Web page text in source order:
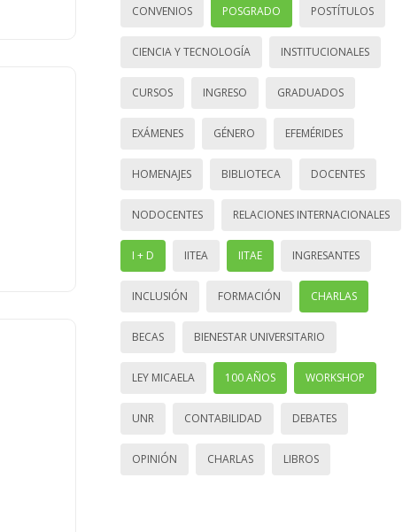
CONVENIOS POSGRADO POSTÍTULOS
CIENCIA Y TECNOLOGÍA INSTITUCIONALES
CURSOS INGRESO GRADUADOS
EXÁMENES GÉNERO EFEMÉRIDES
HOMENAJES BIBLIOTECA DOCENTES
NODOCENTES RELACIONES INTERNACIONALES
I + D IITEA IITAE INGRESANTES
INCLUSIÓN FORMACIÓN CHARLAS
BECAS BIENESTAR UNIVERSITARIO
LEY MICAELA 100 AÑOS WORKSHOP
UNR CONTABILIDAD DEBATES
OPINIÓN CHARLAS LIBROS